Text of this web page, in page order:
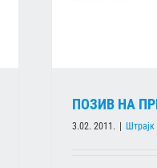
ПОЗИВ НА
3.02. 2011. | Штрајк